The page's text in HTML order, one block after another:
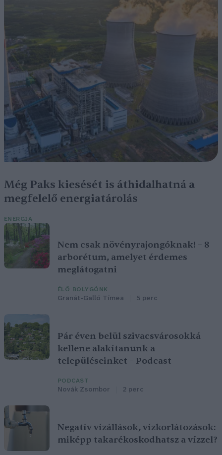
Még Paks kiesését is áthidalhatná a
megfelelő energiatárolás
ENERGIA
Nem csak növényrajongóknak! – 8
arborétum, amelyet érdemes
meglátogatni
ÉLŐ BOLYGÓNK
Granát-Galló Tímea 5 perc
Pár éven belül szivacsvárosokká
kellene alakítanunk a
településeinket – Podcast
PODCAST
Novák Zsombor 2 perc
Negatív vízállások, vízkorlátozások:
miképp takarékoskodhatsz a vízzel?